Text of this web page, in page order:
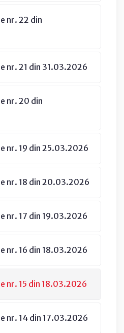
nr. 22 din
nr. 21 din 31.03.2026
nr. 20 din
nr. 19 din 25.03.2026
nr. 18 din 20.03.2026
nr. 17 din 19.03.2026
nr. 16 din 18.03.2026
nr. 15 din 18.03.2026
nr. 14 din 17.03.2026